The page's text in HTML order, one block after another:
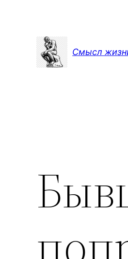
содержимому
Смысл